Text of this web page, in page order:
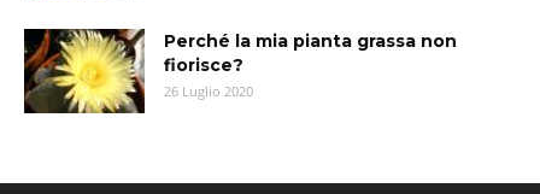
Perché la mia pianta grassa non
fiorisce?
26 Luglio 2020